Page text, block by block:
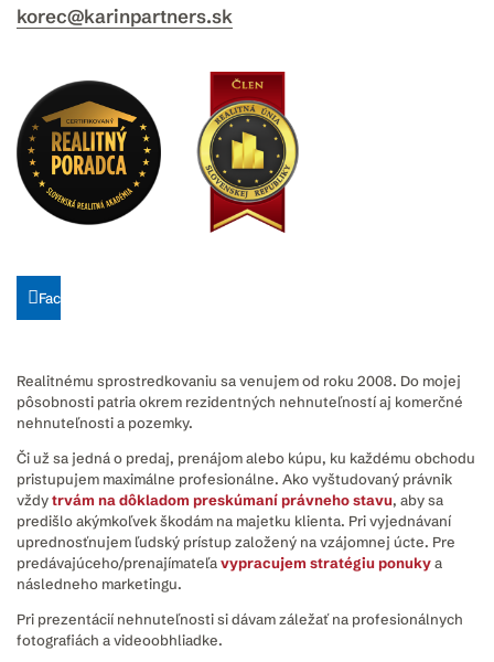
korec@karinpartners.sk
Facebook
Realitnému sprostredkovaniu sa venujem od roku 2008. Do mojej
pôsobnosti patria okrem rezidentných nehnuteľností aj komerčné
nehnuteľnosti a pozemky.
Či už sa jedná o predaj, prenájom alebo kúpu, ku každému obchodu
pristupujem maximálne profesionálne. Ako vyštudovaný právnik
vždytrvám na dôkladom preskúmaní právneho stavu, aby sa
predišlo akýmkoľvek škodám na majetku klienta. Pri vyjednávaní
uprednosťnujem ľudský prístup založený na vzájomnej úcte. Pre
predávajúceho/prenajímateľavypracujem stratégiu ponukya
následneho marketingu.
Pri prezentácií nehnuteľnosti si dávam záležať na profesionálnych
fotografiách a videoobhliadke.